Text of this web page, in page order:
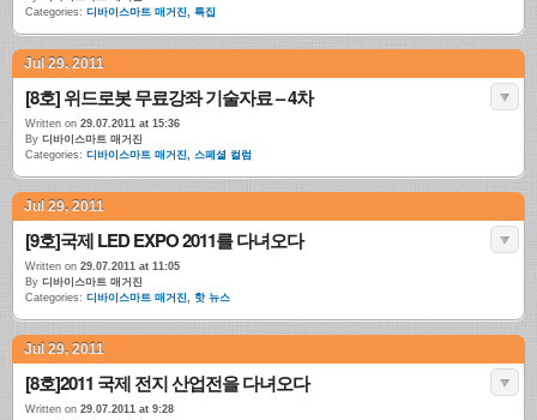
Categories: 디바이스마트 매거진, 특집
Jul 29, 2011
[8호] 위드로봇 무료강좌 기술자료 – 4차
Written on 29.07.2011 at 15:36
By 디바이스마트 매거진
Categories: 디바이스마트 매거진, 스페셜 컬럼
Jul 29, 2011
[9호]국제 LED EXPO 2011를 다녀오다
Written on 29.07.2011 at 11:05
By 디바이스마트 매거진
Categories: 디바이스마트 매거진, 핫 뉴스
Jul 29, 2011
[8호]2011 국제 전지 산업전을 다녀오다
Written on 29.07.2011 at 9:28